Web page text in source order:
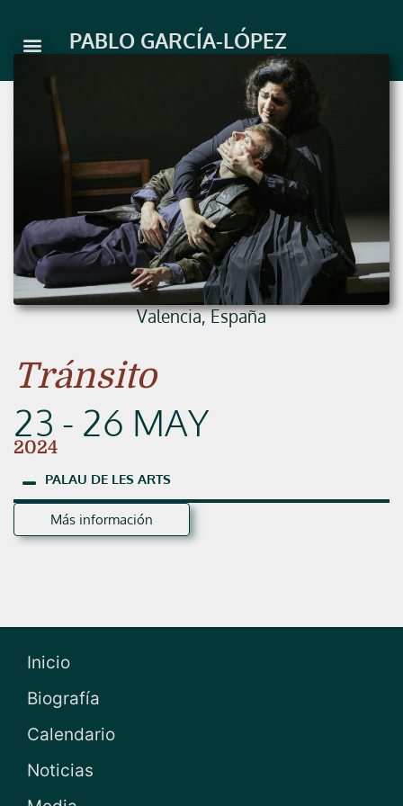
contenido PABLO GARCÍA-LÓPEZ
Valencia, España
Tránsito
23 - 26 MAY
2024
PALAU DE LES ARTS
Más información
Inicio
Biografía
Calendario
Noticias